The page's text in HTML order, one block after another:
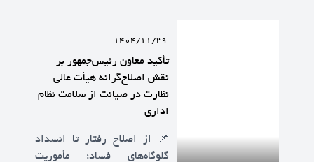
1404/11/29
تأکید معاون رئیس‌جمهور بر
نقش اصلاح‌گرانه هیأت عالی
نظارت در صیانت از سلامت نظام
اداری
📌 از اصلاح رفتار تا انسداد
گلوگاه‌های فساد؛ مأموریت